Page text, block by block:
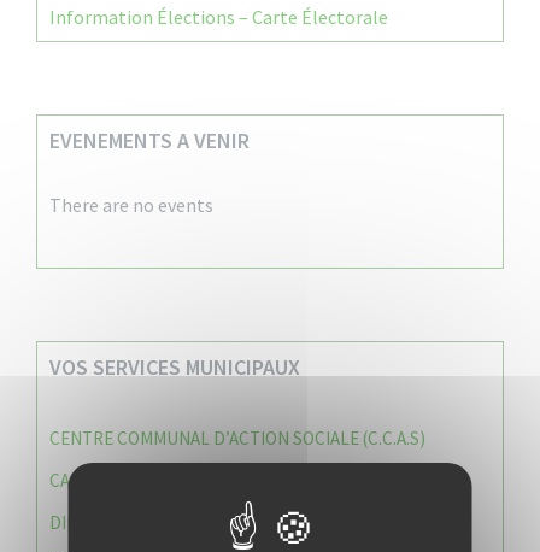
Information Élections – Carte Électorale
EVENEMENTS A VENIR
There are no events
VOS SERVICES MUNICIPAUX
CENTRE COMMUNAL D’ACTION SOCIALE (C.C.A.S)
CAISSE DES ÉCOLES
DIRECTION DES SERVICES TECHNIQUES